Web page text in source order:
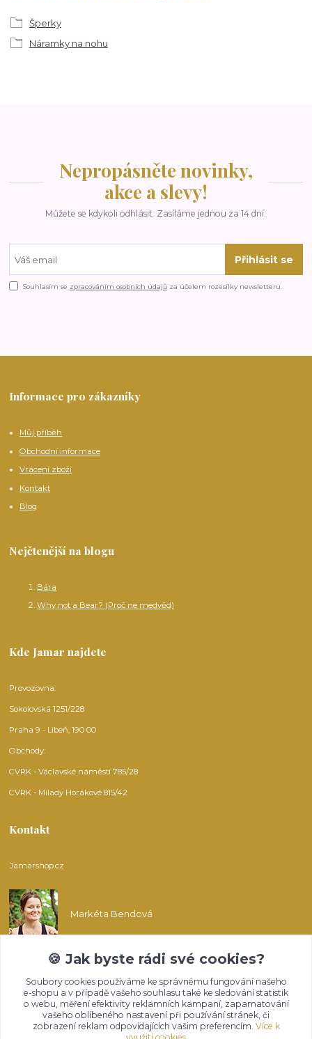
Šperky
Náramky na nohu
Nepropásněte novinky,
akce a slevy!
Můžete se kdykoli odhlásit. Zasíláme jednou za 14 dní.
Přihlásit se
Souhlasím se zpracováním osobních údajů za účelem rozesílky newsletteru.
Informace pro zákazníky
Můj příběh
Obchodní informace
Vrácení zboží
Kontakt
Blog
Nejčtenější na blogu
Bára
Why not a Bear? (Proč ne medvěd)
Kde Jamar najdete
Provozovna:
Sokolovská 1251/228
Praha 9 - Libeň, 190 00
Obchody:
CVRK - Václavské náměstí 785/28
CVRK - Milady Horákové 815/42
Kontakt
Jamarshop.cz
Markéta Bendová
info@jamarshop.cz
🍪 Jak byste rádi své cookies?
Soubory cookies používáme ke správnému fungování našeho
e-shopu a v případě vašeho souhlasu také ke sledování statistik
o webu, měření efektivity reklamních kampaní, zapamatování
vašeho oblíbeného nastavení při používání stránek, či
zobrazení reklam odpovídajících vašim preferencím. Více k